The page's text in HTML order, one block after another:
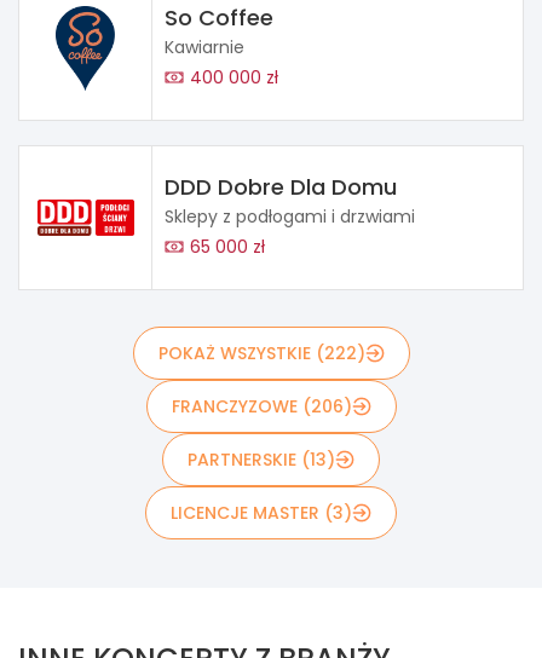
So Coffee
Kawiarnie
400 000 zł
DDD Dobre Dla Domu
Sklepy z podłogami i drzwiami
65 000 zł
POKAŻ WSZYSTKIE (222)
FRANCZYZOWE (206)
PARTNERSKIE (13)
LICENCJE MASTER (3)